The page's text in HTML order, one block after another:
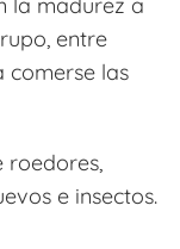
entre
comerse las
roedores,
e insectos.